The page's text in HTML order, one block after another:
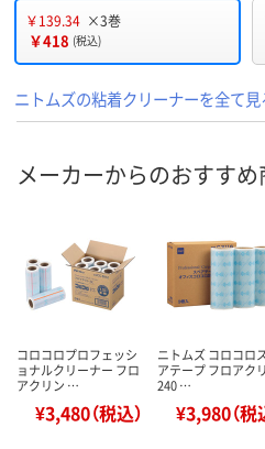
￥139.34 ×3巻
￥418 (税込)
ニトムズの粘着クリーナーを全て見
メーカーからのおすすめ
コロコロプロフェッシ
ョナルクリーナー フロ
アクリン …
¥3,480（税込）
ニトムズ コロコロ
アテープ フロアク
240 …
¥3,980（税